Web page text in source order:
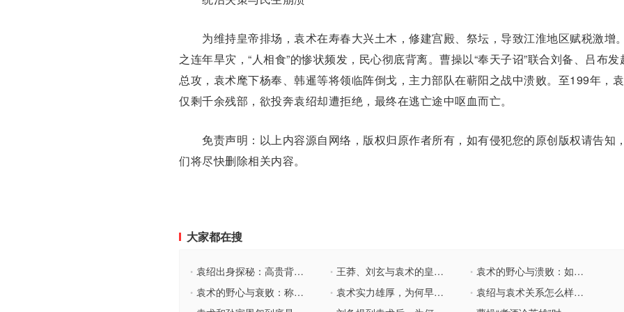
为维持皇帝排场，袁术在寿春大兴土木 ，修建宫殿、祭坛，导致江淮地区赋税激增
之连年旱灾，“人相食”的惨状频发，民心彻底背离。曹操以“奉天子诏”联合刘备、吕布发
总攻，袁术麾下杨奉、韩暹等将领临阵倒戈，主力部队在蕲阳之战中溃败。至199年，
仅剩千余残部，欲投奔袁绍却遭拒绝，最终在逃亡途中呕血而亡。
免责声明：以上内容源自网络，版权归原作者所有，如有侵犯您的原创版权请告知
们将尽快删除相关内容。
大家都在搜
• 袁绍出身探秘：高贵背后，与袁术之比较 • 王莽、刘玄与袁术的皇位合法性及彼此间的关系 • 袁术的野心与溃败：如何败给了曹操
• 袁术的野心与衰败：称帝背后的历史真相 • 袁术实力雄厚，为何早早灭亡？ • 袁绍与袁术关系怎么样？为何不联手呢？